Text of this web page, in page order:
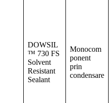
DOWSIL
™ 730 FS
Solvent
Resistant
Sealant
Monocom
ponent
prin
condensare